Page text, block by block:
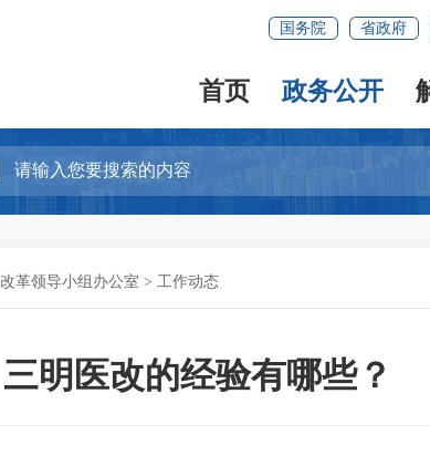
国务院 省政府
首页 政务公开
革领导小组办公室 > 工作动态
三明医改的经验有哪些？